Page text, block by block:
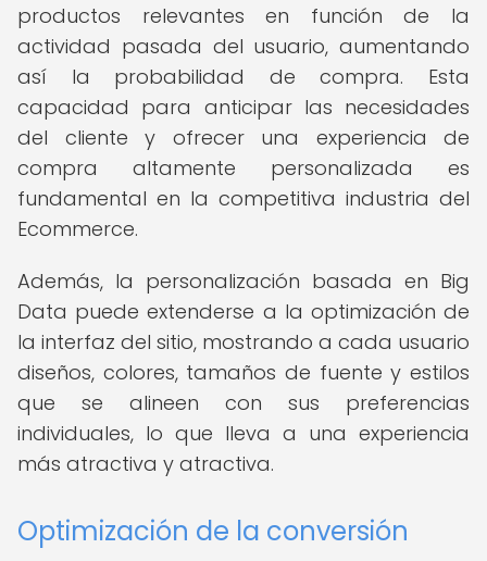
productos relevantes en función de la
actividad pasada del usuario, aumentando
así la probabilidad de compra. Esta
capacidad para anticipar las necesidades
del cliente y ofrecer una experiencia de
compra altamente personalizada es
fundamental en la competitiva industria del
Ecommerce.
Además, la personalización basada en Big
Data puede extenderse a la optimización de
la interfaz del sitio, mostrando a cada usuario
diseños, colores, tamaños de fuente y estilos
que se alineen con sus preferencias
individuales, lo que lleva a una experiencia
más atractiva y atractiva.
Optimización de la conversión